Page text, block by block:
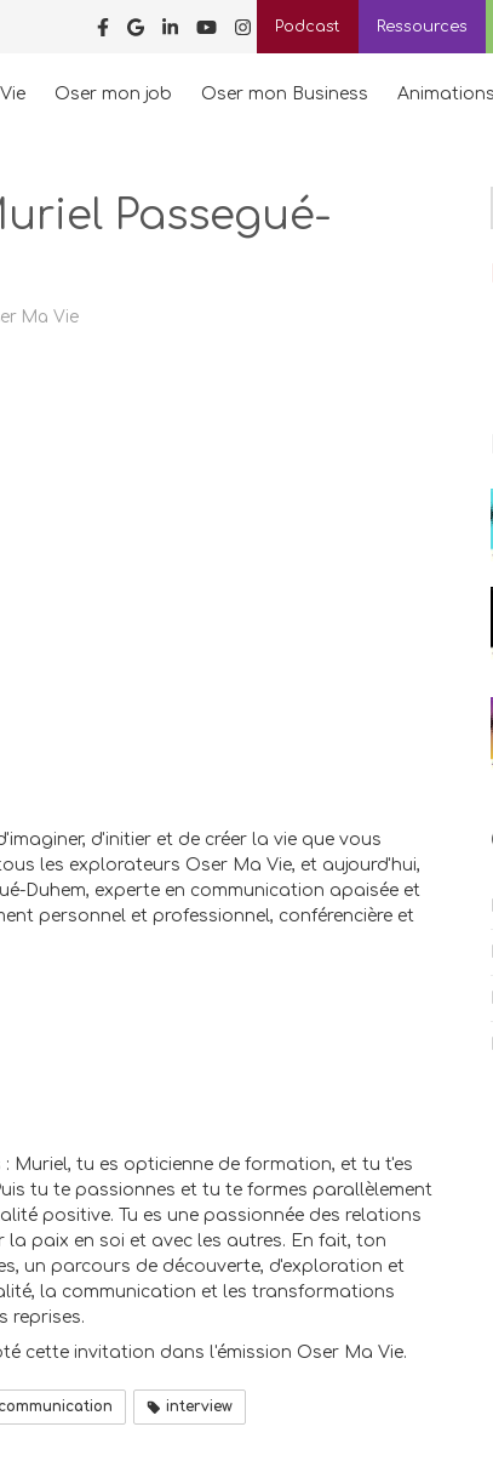
Ressources
Podcast
Oser mon job Oser mon Business Animations
Passegué-
Ma Vie
d'initier et de créer la vie que vous
les explorateurs Oser Ma Vie, et aujourd'hui,
Duhem, experte en communication apaisée et
personnel et professionnel, conférencière et
Muriel, tu es opticienne de formation, et tu t'es
tu te passionnes et tu te formes parallèlement
positive. Tu es une passionnée des relations
paix en soi et avec les autres. En fait, ton
un parcours de découverte, d'exploration et
la communication et les transformations
reprises.
cette invitation dans l'émission Oser Ma Vie.
interview